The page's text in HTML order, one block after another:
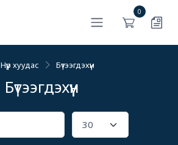
0
Нүүр хуудас Бүтээгдэхүүн
Бүтээгдэхүүн